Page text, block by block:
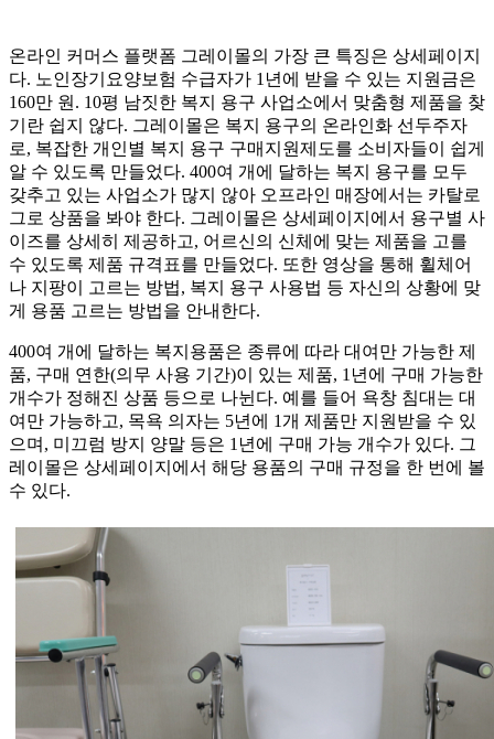
온라인 커머스 플랫폼 그레이몰의 가장 큰 특징은 상세페이지
다. 노인장기요양보험 수급자가 1년에 받을 수 있는 지원금은
160만 원. 10평 남짓한 복지 용구 사업소에서 맞춤형 제품을 찾
기란 쉽지 않다. 그레이몰은 복지 용구의 온라인화 선두주자
로, 복잡한 개인별 복지 용구 구매지원제도를 소비자들이 쉽게
알 수 있도록 만들었다. 400여 개에 달하는 복지 용구를 모두
갖추고 있는 사업소가 많지 않아 오프라인 매장에서는 카탈로
그로 상품을 봐야 한다. 그레이몰은 상세페이지에서 용구별 사
이즈를 상세히 제공하고, 어르신의 신체에 맞는 제품을 고를
수 있도록 제품 규격표를 만들었다. 또한 영상을 통해 휠체어
나 지팡이 고르는 방법, 복지 용구 사용법 등 자신의 상황에 맞
게 용품 고르는 방법을 안내한다.
400여 개에 달하는 복지용품은 종류에 따라 대여만 가능한 제
품, 구매 연한(의무 사용 기간)이 있는 제품, 1년에 구매 가능한
개수가 정해진 상품 등으로 나뉜다. 예를 들어 욕창 침대는 대
여만 가능하고, 목욕 의자는 5년에 1개 제품만 지원받을 수 있
으며, 미끄럼 방지 양말 등은 1년에 구매 가능 개수가 있다. 그
레이몰은 상세페이지에서 해당 용품의 구매 규정을 한 번에 볼
수 있다.